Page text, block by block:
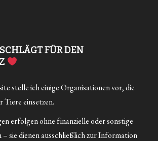
FÜR DEN
stelle ich einige Organisationen vor, die
Tiere einsetzen.
erfolgen ohne finanzielle oder sonstige
– sie dienen ausschließlich zur Information